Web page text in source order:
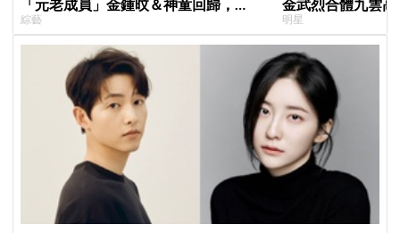
「元老成員」金鍾旼＆神童回歸，
SEVENTEEN 勝寛驚喜加盟，姜鎬童缺
席成最大焦點
綜藝
金武烈合體九雲
嚇壞反應笑翻劇
明星